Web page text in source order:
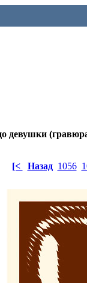
девушки
[< Назад 1056